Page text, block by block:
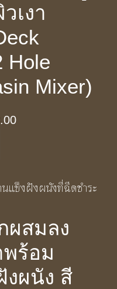
เงา
Hole
Mixer)
Current
ผสมลง
ร้อม
งผนัง สี